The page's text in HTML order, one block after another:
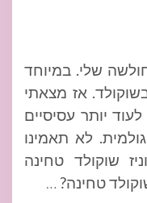
שלי. במיוחד
אז מצאתי
יותר עסיסיים
לא תאמינו
שוקולד טחינה
טחינה? …